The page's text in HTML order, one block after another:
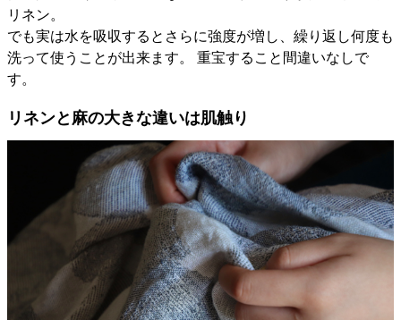
リネン。
でも実は水を吸収するとさらに強度が増し、繰り返し何度も
洗って使うことが出来ます。 重宝すること間違いなしで
す。
リネンと麻の大きな違いは肌触り